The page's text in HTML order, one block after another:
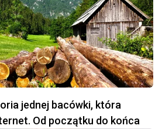
jednej bacówki, która
Od początku do końca